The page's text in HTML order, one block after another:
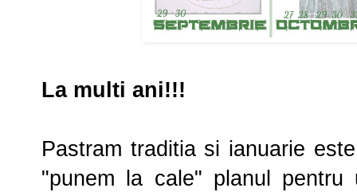
La multi ani!!!
Pastram traditia si ianuarie
"punem la cale" planul